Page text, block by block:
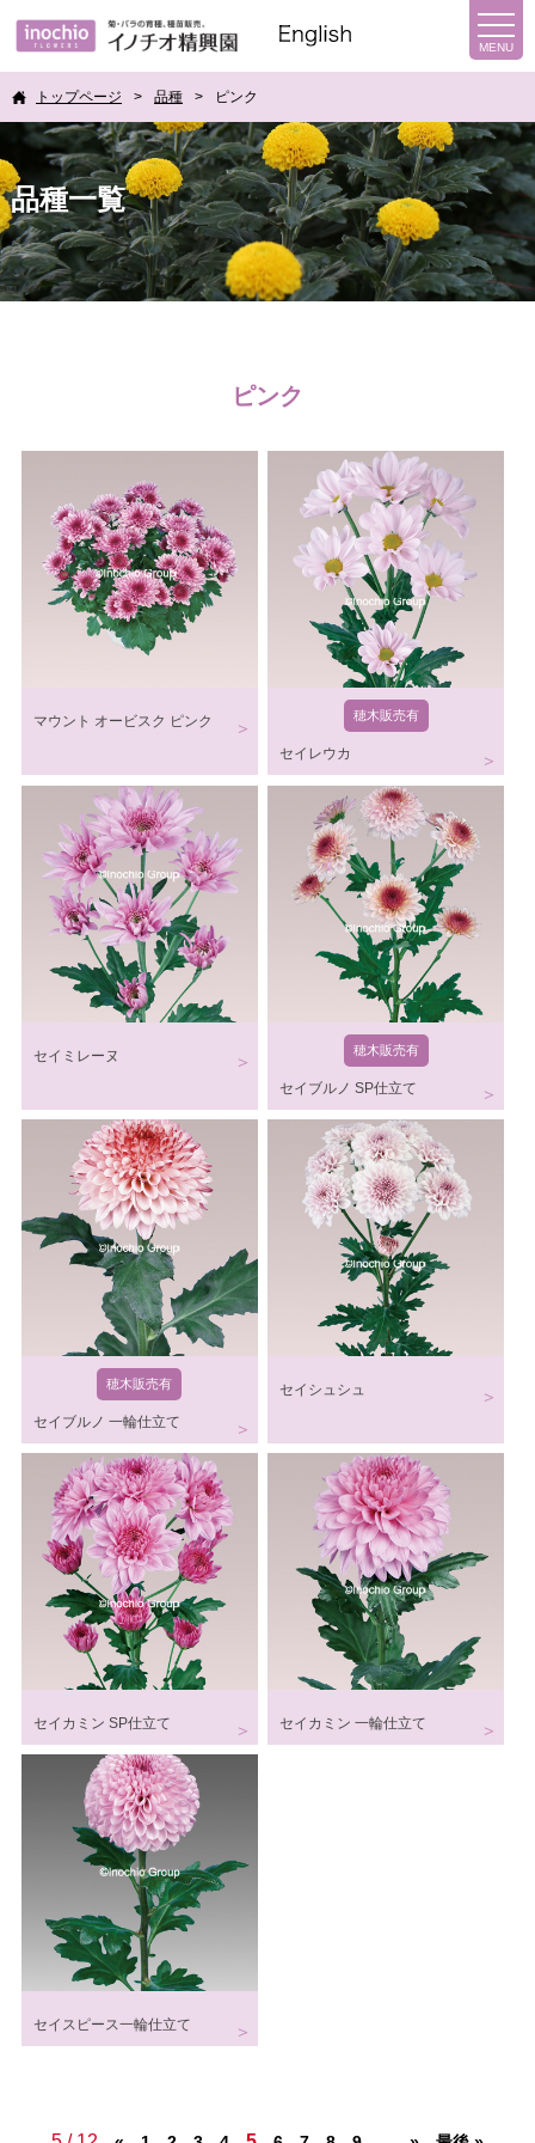
トップページ 品種 ピンク
品種一覧
ピンク
マウント オービスク ピンク 穂木販売有
セイレウカ
セイミレーヌ 穂木販売有
セイブルノ SP仕立て
穂木販売有
セイブルノ 一輪仕立て
セイシュシュ
セイカミン SP仕立て セイカミン 一輪仕立て
セイスピース一輪仕立て